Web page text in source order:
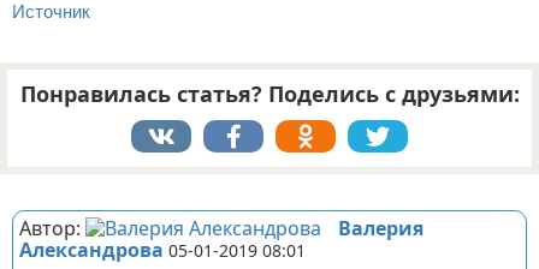
Источник
Понравилась статья? Поделись с друзьями:
Автор:
Валерия
Александрова 05-01-2019 08:01